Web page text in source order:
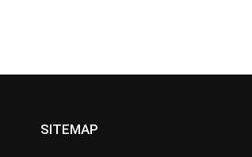
SITEMAP